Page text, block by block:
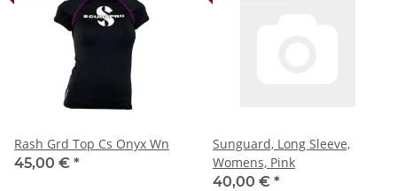
Rash Grd Top Cs Onyx Wn
45,00 € *
Sunguard, Long Sleeve,
Womens, Pink
40,00 € *